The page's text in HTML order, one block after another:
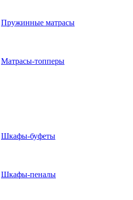
Пружинные матрасы
Матрасы-топперы
Шкафы-буфеты
Шкафы-пеналы